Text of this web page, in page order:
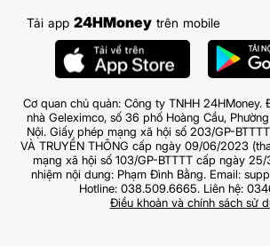
Tải app 24HMoney trên mobile
Cơ quan chủ quản: Công ty TNHH 24HMoney.
nhà Geleximco, số 36 phố Hoàng Cầu,
Nội. Giấy phép mạng xã hội số 203/GP-
VÀ TRUYỀN THÔNG cấp ngày 09/06/2023
mạng xã hội số 103/GP-BTTTT cấp ngày
nhiệm nội dung: Phạm Đình Bằng. Email:
Hotline: 038.509.6665. Liên hệ:
Điều khoản và chính sách sử